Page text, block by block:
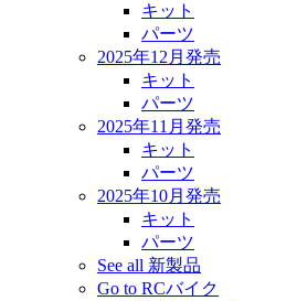
キット
パーツ
2025年12月発売
キット
パーツ
2025年11月発売
キット
パーツ
2025年10月発売
キット
パーツ
See all 新製品
Go to RCバイク